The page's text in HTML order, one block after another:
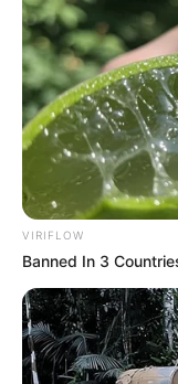
VIRIFLOW
Banned In 3